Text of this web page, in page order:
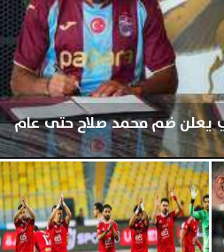
يعلن ضم محمد صلاح حتى عام